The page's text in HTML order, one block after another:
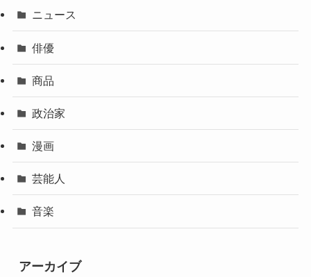
ニュース
俳優
商品
政治家
漫画
芸能人
音楽
アーカイブ